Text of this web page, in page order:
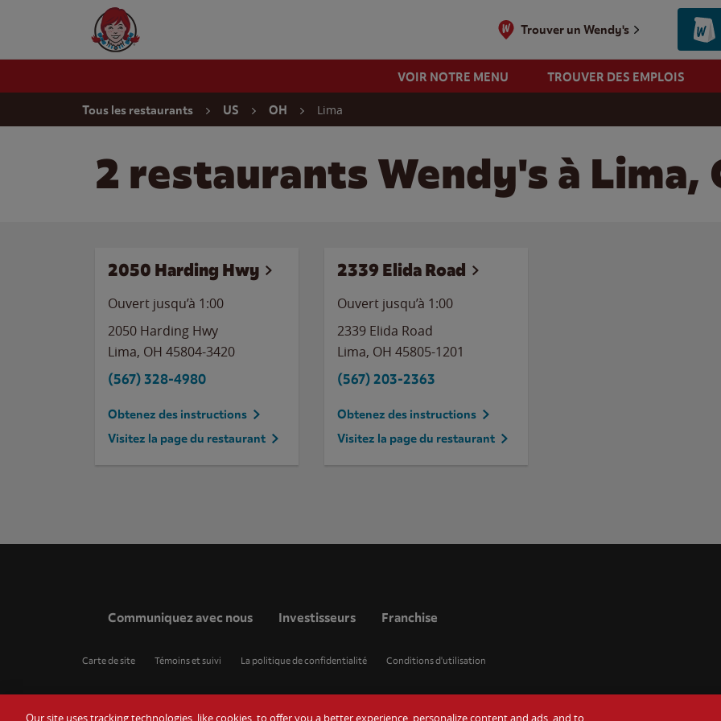
Wendy's Website Home
Trouver un Wendy's
VOIR NOTRE MENU TROUVER DES EMPLOIS
Return to NavTous les restaurants US OH Lima
2 restaurants Wendy's à Lima,
2050 Harding Hwy
Ouvert jusqu’à 1:00
2050 Harding Hwy
Lima, OH 45804-3420
(567) 328-4980
Obtenez des instructions
Visitez la page du restaurant
2339 Elida Road
Ouvert jusqu’à 1:00
2339 Elida Road
Lima, OH 45805-1201
(567) 203-2363
Obtenez des instructions
Visitez la page du restaurant
Communiquez avec nous Investisseurs Franchise
Carte de site Témoins et suivi La politique de confidentialité Conditions d'utilisation
Our site uses tracking technologies, like cookies, to offer you a better experience, personalize content and ads, and to